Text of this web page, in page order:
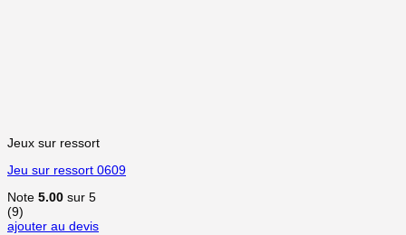
Jeux sur ressort
Jeu sur ressort 0609
Note 5.00 sur 5
(9)
ajouter au devis